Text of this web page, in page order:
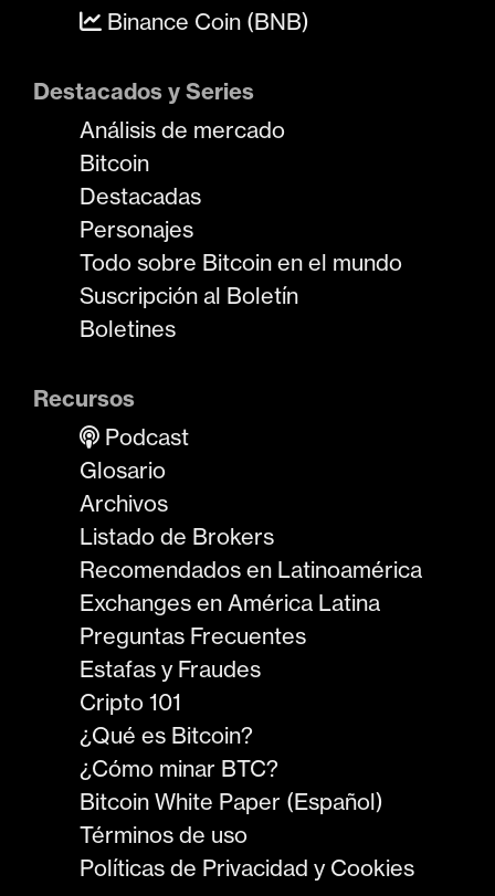
Binance Coin (BNB)
Destacados y Series
Análisis de mercado
Bitcoin
Destacadas
Personajes
Todo sobre Bitcoin en el mundo
Suscripción al Boletín
Boletines
Recursos
Podcast
Glosario
Archivos
Listado de Brokers
Recomendados en Latinoamérica
Exchanges en América Latina
Preguntas Frecuentes
Estafas y Fraudes
Cripto 101
¿Qué es Bitcoin?
¿Cómo minar BTC?
Bitcoin White Paper (Español)
Términos de uso
Políticas de Privacidad y Cookies